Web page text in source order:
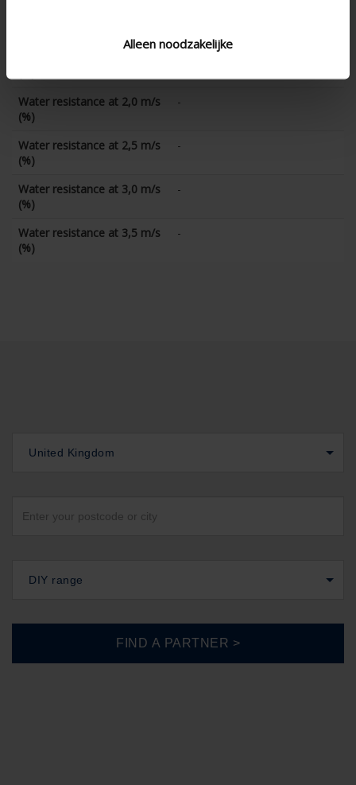
Alleen noodzakelijke
Water resistance at 2,0 m/s
(%)
-
Water resistance at 2,5 m/s
(%)
-
Water resistance at 3,0 m/s
(%)
-
Water resistance at 3,5 m/s
(%)
-
United Kingdom
DIY range